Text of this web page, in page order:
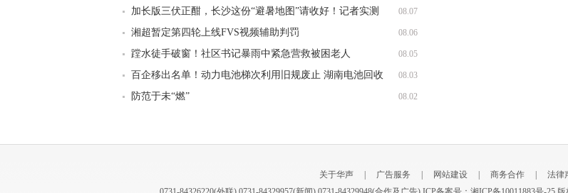
加长版三伏正酣，长沙这份“避暑地图”请收好！记者实测
九区县（市）清凉坐标
08.07
湘超暂定第四轮上线FVS视频辅助判罚 08.06
蹚水徒手破窗！社区书记暴雨中紧急营救被困老人 08.05
百企移出名单！动力电池梯次利用旧规废止 湖南电池回收
行业迎来强监管洗牌
08.03
防范于未“燃” 08.02
关于华声 广告服务 网站建设 商务合作 法律